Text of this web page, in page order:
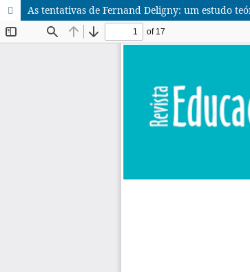
As tentativas de Fernand Deligny: um estudo